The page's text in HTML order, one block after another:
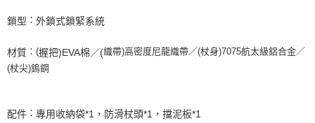
鎖型 ： 外鎖式鎖緊系統
材質 ：(握把)EVA棉／(織帶)高密度尼龍織帶／(杖身)7075航太級鋁合金／
(杖尖)鎢鋼
配件 ： 專用收納袋*1，防滑杖頭*1，擋泥板*1